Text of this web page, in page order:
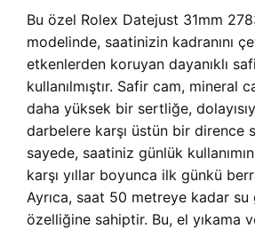
Bu özel Rolex Datejust 31mm
modelinde, saatinizin kadranını
etkenlerden koruyan dayanıklı
kullanılmıştır. Safir cam, mineral
daha yüksek bir sertliğe,
darbelere karşı üstün bir dirence
sayede, saatiniz günlük
karşı yıllar boyunca ilk günkü
Ayrıca, saat 50 metreye kadar
özelliğine sahiptir. Bu, el yıkama